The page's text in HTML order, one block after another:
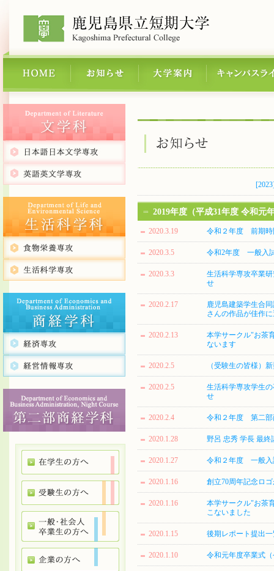
2019年度（平成31年度 令和元
2020.3.19 令和２年度 前期時
2020.3.5 令和2年度 一般入
2020.3.3
生活科学専攻卒業
せ
2020.2.17
鹿児島建築学生合
さんの作品が佳作
2020.2.13
本学サークル"お茶
ないます
2020.2.5 （受験生の皆様）
2020.2.5
生活科学専攻学生
せ
2020.2.4 令和２年度 第二部
2020.1.28 野呂 忠秀 学長 最終
2020.1.27 令和２年度 一般入
2020.1.16 創立70周年記念ロ
2020.1.16
本学サークル"お茶
こないました
2020.1.15 後期レポート提出
2020.1.10 令和元年度卒業式